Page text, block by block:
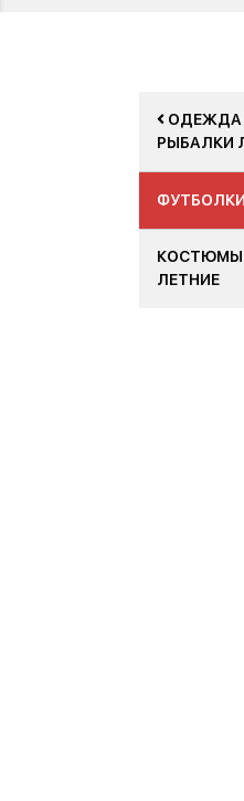
ОДЕЖДА
РЫБАЛКИ
ЛЕТНИЕ